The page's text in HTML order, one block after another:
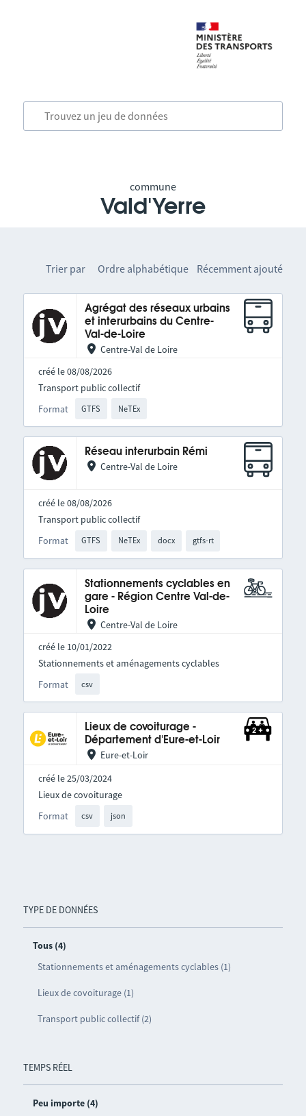
commune
Vald'Yerre
TYPE DE DONNÉES
Tous (4)
Stationnements et aménagements cyclables (1)
Lieux de covoiturage (1)
Transport public collectif (2)
TEMPS RÉEL
Peu importe (4)
Trier par Ordre alphabétique Récemment ajouté
Agrégat des réseaux urbains
et interurbains du Centre-
Val-de-Loire
Centre-Val de Loire
créé le 08/08/2026
Format GTFS NeTEx
Transport public collectif
Réseau interurbain Rémi
Centre-Val de Loire
créé le 08/08/2026
Format GTFS NeTEx docx gtfs-rt
Transport public collectif
Stationnements cyclables en
gare - Région Centre Val-de-
Loire
Centre-Val de Loire
créé le 10/01/2022
Format csv
Stationnements et aménagements cyclables
Lieux de covoiturage -
Département d'Eure-et-Loir
Eure-et-Loir
créé le 25/03/2024
Format csv json
Lieux de covoiturage